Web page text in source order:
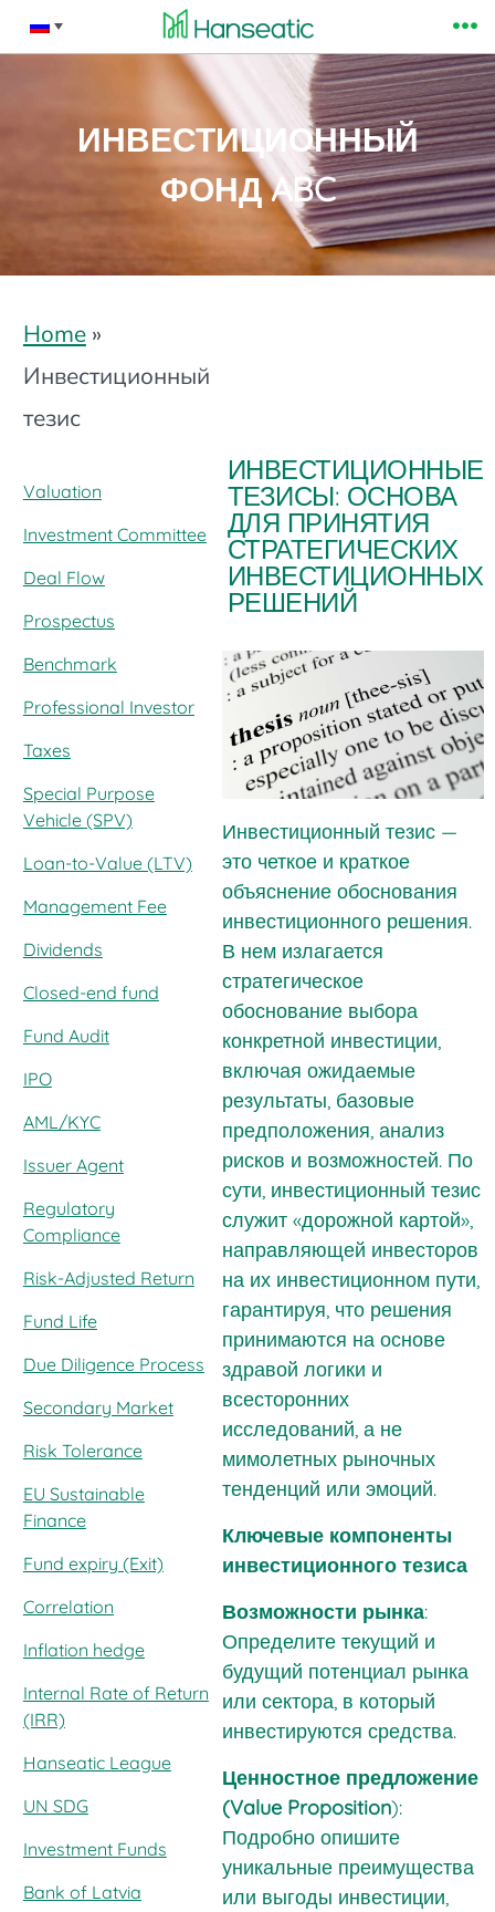
к
ИНВЕСТИЦИОННЫЙ
ФОНД ABC
Home»
Инвестиционный
тезис
Valuation
Investment Committee
Deal Flow
Prospectus
Benchmark
Professional Investor
Taxes
Special Purpose
Vehicle (SPV)
Loan-to-Value (LTV)
Management Fee
Dividends
Closed-end fund
Fund Audit
IPO
AML/KYC
Issuer Agent
Regulatory
Compliance
Risk-Adjusted Return
Fund Life
Due Diligence Process
Secondary Market
Risk Tolerance
EU Sustainable
Finance
Fund expiry (Exit)
Correlation
Inflation hedge
Internal Rate of Return
(IRR)
Hanseatic League
UN SDG
Investment Funds
Bank of Latvia
ИНВЕСТИЦИОННЫЕ
ТЕЗИСЫ: ОСНОВА
ДЛЯ ПРИНЯТИЯ
СТРАТЕГИЧЕСКИХ
ИНВЕСТИЦИОННЫХ
РЕШЕНИЙ
Инвестиционный тезис —
это четкое и краткое
объяснение обоснования
инвестиционного решения.
В нем излагается
стратегическое
обоснование выбора
конкретной инвестиции,
включая ожидаемые
результаты, базовые
предположения, анализ
рисков и возможностей. По
сути, инвестиционный тезис
служит «дорожной картой»,
направляющей инвесторов
на их инвестиционном пути,
гарантируя, что решения
принимаются на основе
здравой логики и
всесторонних
исследований, а не
мимолетных рыночных
тенденций или эмоций.
Ключевые компоненты
инвестиционного тезиса
Возможности рынка:
Определите текущий и
будущий потенциал рынка
или сектора, в который
инвестируются средства.
Ценностное предложение
(Value Proposition):
Подробно опишите
уникальные преимущества
или выгоды инвестиции,